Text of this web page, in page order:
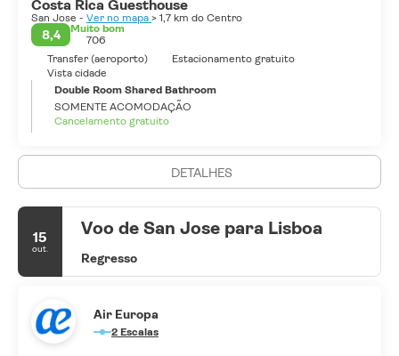
Costa Rica Guesthouse
San Jose - Ver no mapa > 1,7 km do Centro
8,4
Muito bom
706
Transfer (aeroporto)
Estacionamento gratuito
Vista cidade
Double Room Shared Bathroom
SOMENTE ACOMODAÇÃO
Cancelamento gratuito
DETALHES
15
out.
Voo de San Jose para Lisboa
Regresso
Air Europa
2 Escalas